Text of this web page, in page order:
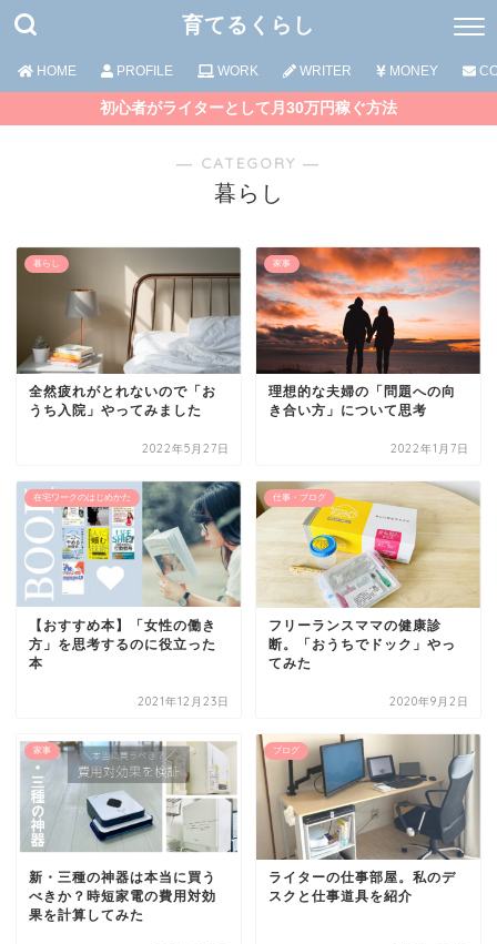
育てるくらし
HOME PROFILE WORK WRITER MONEY
初心者がライターとして月30万円稼ぐ方法
― CATEGORY ―
暮らし
暮らし
全然疲れがとれないので「お
うち入院」やってみました
2022年5月27日
家事
理想的な夫婦の「問題への向
き合い方」について思考
2022年1月7日
在宅ワークのはじめかた
【おすすめ本】「女性の働き
方」を思考するのに役立った
本
2021年12月23日
仕事・ブログ
フリーランスママの健康診
断。「おうちでドック」やっ
てみた
2020年9月2日
家事
新・三種の神器は本当に買う
べきか？時短家電の費用対効
果を計算してみた
ブログ
ライターの仕事部屋。私のデ
スクと仕事道具を紹介